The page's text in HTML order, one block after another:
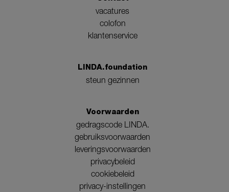
vacatures
colofon
klantenservice
LINDA.foundation
steun gezinnen
Voorwaarden
gedragscode LINDA.
gebruiksvoorwaarden
leveringsvoorwaarden
privacybeleid
cookiebeleid
privacy-instellingen